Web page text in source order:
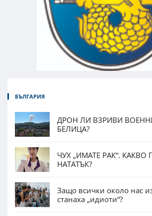
БЪЛГАРИЯ
ДРОН ЛИ ВЗРИВИ
БЕЛИЦА?
ЧУХ „ИМАТЕ РАК“. КАКВО
НАТАТЪК?
Защо всички около нас
станаха „идиоти“?